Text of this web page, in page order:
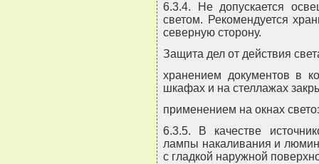
6.3.4. Не допускается
светом. Рекомендуется
северную сторону.
Защита дел от действия
хранением документов в
шкафах и на стеллажах
применением на окнах
6.3.5. В качестве
лампы накаливания и
с гладкой наружной